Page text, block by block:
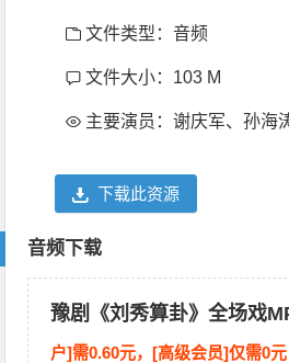
文件类型：音频
文件大小：103 M
主要演员：谢庆军、孙海
下载此资源
音频下载
豫剧《刘秀算卦》全场戏
户]需0.60元，[高级会员]仅需0元